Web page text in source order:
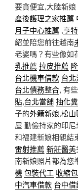
要貪便宜,大陸新娘
產後護理之家推薦
月子中心推薦 ,亨
紹並陪您前往越南
老婆嗎？有些像如
乳推薦 拉皮推薦
台北機車借款 台
台北債務整合, 有
貼,台北當舖抽化
子的外籍新娘,松山
屋 勤儉持家的印
和福建新娘相親結
雷射推薦 新莊醫美
南新娘照片都為您
機 包裝代工 收縮
中汽車借款 台中借